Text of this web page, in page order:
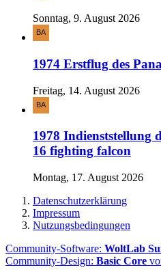
Sonntag, 9. August 2026
1974 Erstflug des
Freitag, 14. August 2026
1978 Indienststellung
16 fighting falcon
Montag, 17. August 2026
Datenschutzerklärung
Impressum
Nutzungsbedingungen
Community-Software: WoltLab
Community-Design: Basic Core